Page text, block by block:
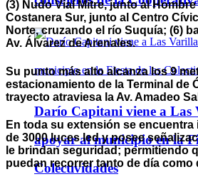
Darío Capitani viene a Las
apoyar al municipio en la
Colectividades
(3) Nudo Vial Mitre, junto al
Costanera Sur, junto al Centro
Norte, cruzando el río Suquía; (6)
Av. Álvarez de Arenales.
Su punto más alto alcanza los 9
estacionamiento de la Terminal de
trayecto atraviesa la Av. Amadeo
En toda su extensión se
de 3000 luces led y posee
le brindan seguridad; permitiendo
puedan recorrer tanto de día como